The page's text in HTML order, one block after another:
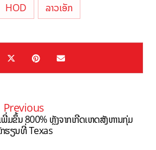
HOD ລາວເອັກ
Previous
ມຂຶ້ນ 800% ຫຼັງຈາກເກີດເຫດສັງຫານກຸ່ມ
ຮຽນທີ່ Texas